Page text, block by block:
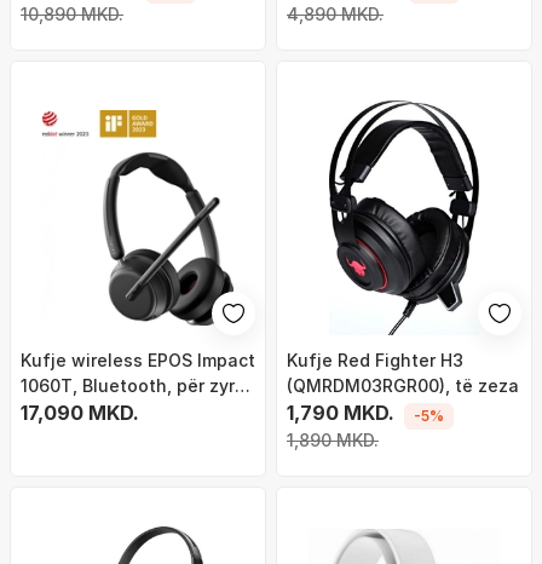
10,890 MKD. 4,890 MKD.
Kufje wireless EPOS Impact
1060T, Bluetooth, për zyra,
të zeza
17,090 MKD.
Kufje Red Fighter H3
(QMRDM03RGR00), të zeza
1,790 MKD.
1,890 MKD.
-5%